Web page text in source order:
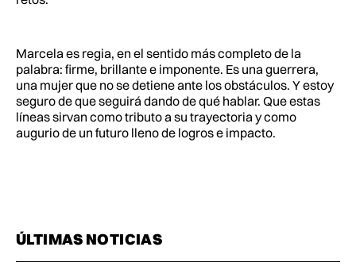
Marcela es regia, en el sentido más completo de la
palabra: firme, brillante e imponente. Es una guerrera,
una mujer que no se detiene ante los obstáculos. Y estoy
seguro de que seguirá dando de qué hablar. Que estas
líneas sirvan como tributo a su trayectoria y como
augurio de un futuro lleno de logros e impacto.
ÚLTIMAS NOTICIAS